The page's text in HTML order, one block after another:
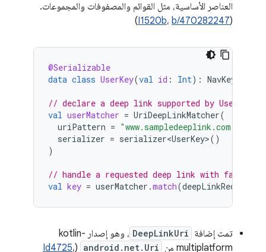
العناصر الأساسية، مثل القوائم والمصفوفات والمجموعات.
(
I1520b، b/470282247
)
@Serializable
data class UserKey(val id : Int): NavKey
// declare a deep link supported by UserKey
val userMatcher = UriDeepLinkMatcher(
uriPattern = "www.sampledeeplink.com/
serializer = serializer<UserKey>()
)
// handle a requested deep link with fallback
val key = userMatcher .match(deepLinkRequest
تمت إضافة DeepLinkUri
، وهو إصدار kotlin-
multiplatform من
android.net.Uri
(
Id4725،